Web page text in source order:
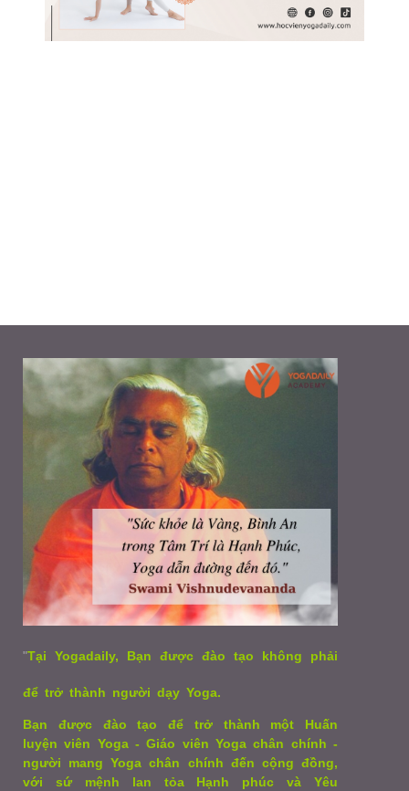
"Tại Yogadaily, Bạn được đào tạo không phải
để trở thành người dạy Yoga.
Bạn được đào tạo để trở thành một Huấn
luyện viên Yoga - Giáo viên Yoga chân chính -
người mang Yoga chân chính đến cộng đồng,
với sứ mệnh lan tỏa Hạnh phúc và Yêu